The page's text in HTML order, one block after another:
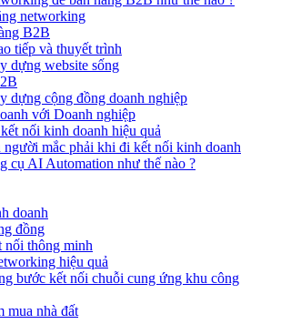
networking
B2B
tiếp và thuyết trình
dựng website sống
dựng cộng đồng doanh nghiệp
với Doanh nghiệp
nối kinh doanh hiệu quả
người mắc phải khi đi kết nối kinh doanh
cụ AI Automation như thế nào ?
doanh
đồng
nối thông minh
hiệu quả
bước kết nối chuỗi cung ứng khu công
mua nhà đất